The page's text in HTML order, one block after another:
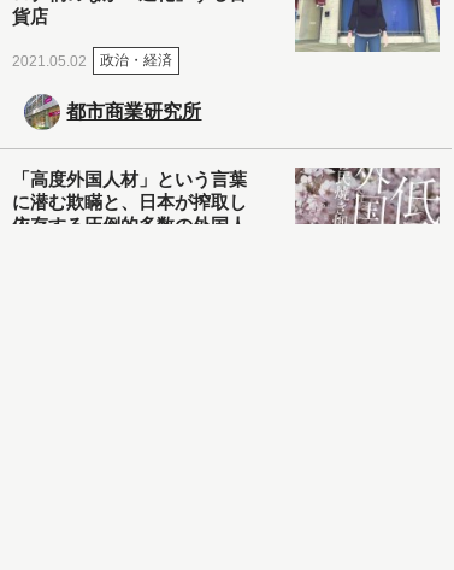
貨店
2021.05.02 政治・経済
都市商業研究所
「高度外国人材」という言葉
に潜む欺瞞と、日本が搾取し
依存する圧倒的多数の外国人